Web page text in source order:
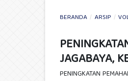
BERANDA / ARSIP /
JAGABAYA,
PENINGKATAN